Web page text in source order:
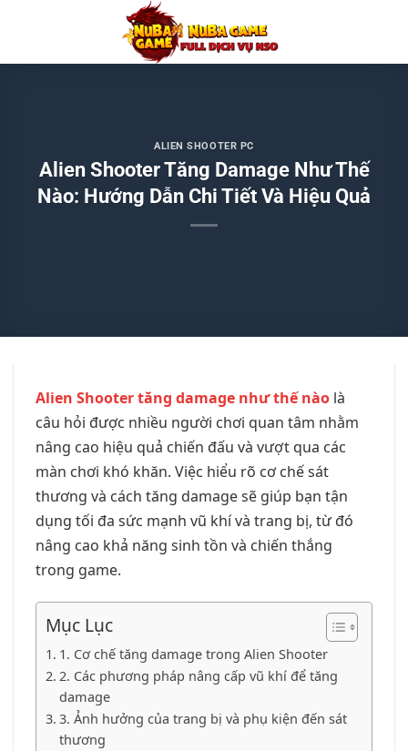
nội
ALIEN SHOOTER PC
Alien Shooter Tăng Damage Như Thế
Nào: Hướng Dẫn Chi Tiết Và Hiệu Quả
Alien Shooter tăng damage như thế nào là
câu hỏi được nhiều người chơi quan tâm nhằm
nâng cao hiệu quả chiến đấu và vượt qua các
màn chơi khó khăn. Việc hiểu rõ cơ chế sát
thương và cách tăng damage sẽ giúp bạn tận
dụng tối đa sức mạnh vũ khí và trang bị, từ đó
nâng cao khả năng sinh tồn và chiến thắng
trong game.
Mục Lục
1. Cơ chế tăng damage trong Alien Shooter
2. Các phương pháp nâng cấp vũ khí để tăng
damage
3. Ảnh hưởng của trang bị và phụ kiện đến sát
thương